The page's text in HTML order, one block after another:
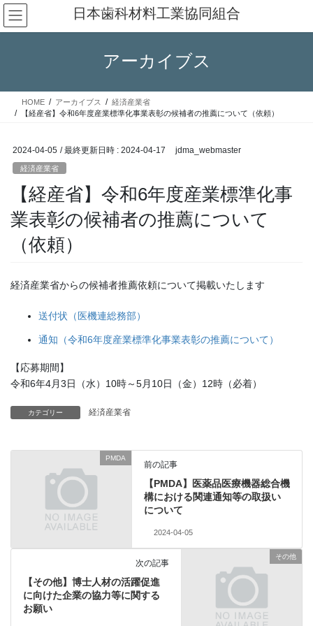
コ
ン
テ
ス
ナ
ビ
ゲ
ン
日本歯科材料工業協同組合
アーカイブス
HOME アーカイブス
経済産業省
【経産省】令和6年度産業標準化事業表彰の候補者の推薦について（依頼）
2024-04-05 / 最終更新日時 : 2024-04-17 jdma_webmaster
経済産業省
【経産省】令和6年度産業標準化事
業表彰の候補者の推薦について
（依頼）
経済産業省からの候補者推薦依頼について掲載いたします
送付状（医機連総務部）
通知（令和6年度産業標準化事業表彰の推薦について）
【応募期間】
令和6年4月3日（水）10時～5月10日（金）12時（必着）
カテゴリー 経済産業省
PMDA
前の記事
【PMDA】医薬品医療機器総合機
構における関連通知等の取扱い
について
2024-04-05
その他
次の記事
【その他】博士人材の活躍促進
に向けた企業の協力等に関する
お願い